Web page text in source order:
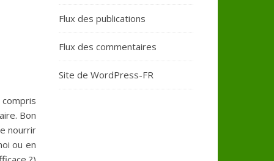
Bon
nourrir
ou en
Flux des publications
Flux des commentaires
Site de WordPress-FR